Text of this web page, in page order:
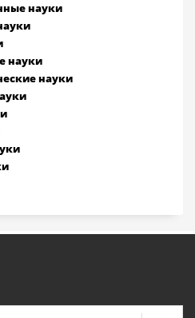
науки
науки
науки